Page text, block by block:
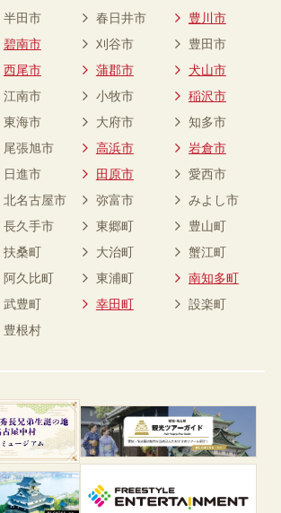
半田市 春日井市
豊川市
碧南市 刈谷市
豊田市
西尾市 蒲郡市
犬山市
江南市 小牧市
稲沢市
東海市 大府市
知多市
尾張旭市 高浜市
岩倉市
日進市 田原市
愛西市
北名古屋市 弥富市
みよし市
長久手市 東郷町
豊山町
扶桑町 大治町
蟹江町
阿久比町 東浦町
南知多町
武豊町 幸田町
設楽町
豊根村